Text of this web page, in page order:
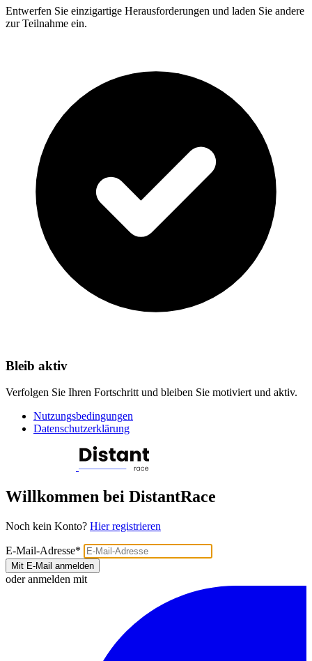
Entwerfen Sie einzigartige Herausforderungen und laden Sie andere
zur Teilnahme ein.
Bleib aktiv
Verfolgen Sie Ihren Fortschritt und bleiben Sie motiviert und aktiv.
Nutzungsbedingungen
Datenschutzerklärung
Willkommen bei DistantRace
Noch kein Konto? Hier registrieren
E-Mail-Adresse*
Mit E-Mail anmelden
oder anmelden mit